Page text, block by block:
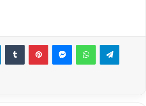
LinkedInTumblr PinterestMessengerWhatsApp